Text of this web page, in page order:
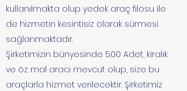
kullanılmakta olup yedek araç filosu ile
de hizmetin kesintisiz olarak sürmesi
sağlanmaktadır.
Şirketimizin bünyesinde 500 Adet, kiralık
ve öz mal aracı mevcut olup, size bu
araçlarla hizmet verilecektir. Şirketimiz